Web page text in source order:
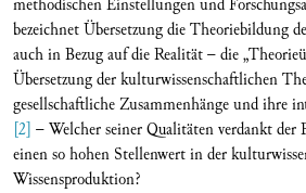
bezeichnet Übersetzung die Theoriebildung
auch in Bezug auf die Realität – die
Übersetzung der kulturwissenschaftlichen
gesellschaftliche Zusammenhänge und ihre
[2] – Welcher seiner Qualitäten verdankt der
einen so hohen Stellenwert in der
Wissensproduktion?